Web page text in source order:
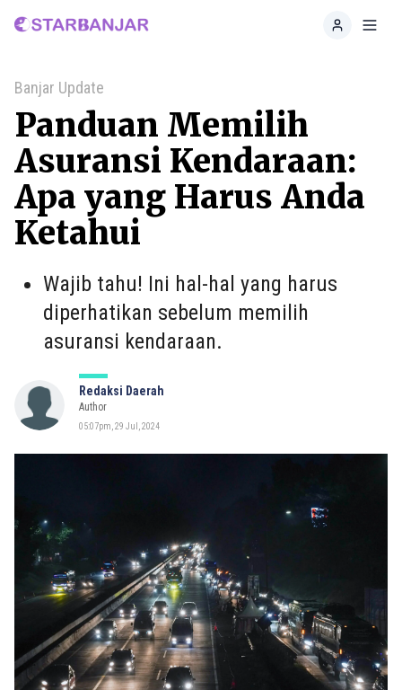
Home
Banjar Update
Panduan Memilih
Asuransi Kendaraan:
Apa yang Harus Anda
Ketahui
Wajib tahu! Ini hal-hal yang harus
diperhatikan sebelum memilih
asuransi kendaraan.
Redaksi Daerah
Author
05:07pm, 29 Jul, 2024